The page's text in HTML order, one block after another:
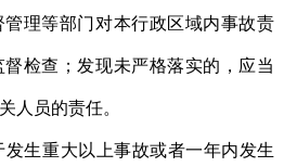
理等部门对本行政区域内事故责
检查；发现未严格落实的，应当
人员的责任。
大以上事故或者一年内发生